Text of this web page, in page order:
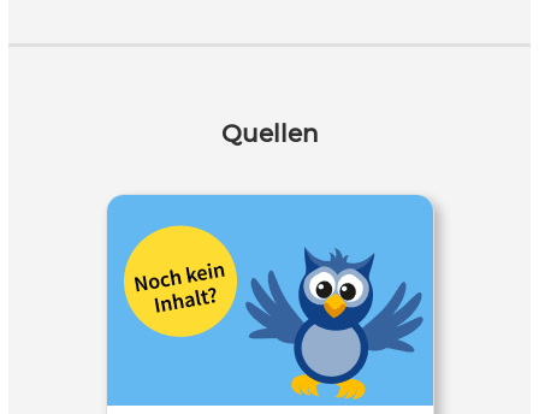
Quellen